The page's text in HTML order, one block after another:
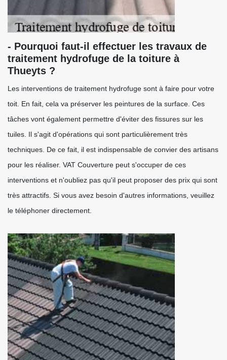
- Pourquoi faut-il effectuer les travaux de
traitement hydrofuge de la toiture à
Thueyts ?
Les interventions de traitement hydrofuge sont à faire pour votre
toit. En fait, cela va préserver les peintures de la surface. Ces
tâches vont également permettre d'éviter des fissures sur les
tuiles. Il s'agit d'opérations qui sont particulièrement très
techniques. De ce fait, il est indispensable de convier des artisans
pour les réaliser. VAT Couverture peut s'occuper de ces
interventions et n'oubliez pas qu'il peut proposer des prix qui sont
très attractifs. Si vous avez besoin d'autres informations, veuillez
le téléphoner directement.